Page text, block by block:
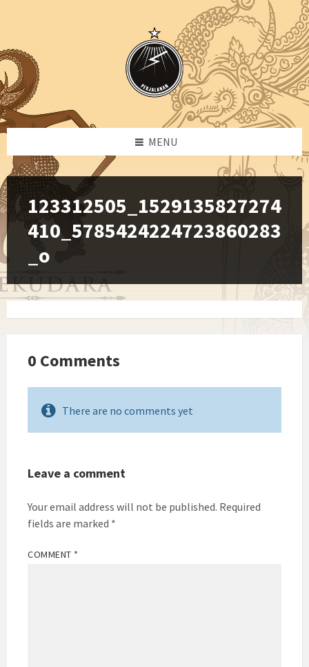
MENU
123312505_1529135827274
410_5785424224723860283
_o
0 Comments
There are no comments yet
Leave a comment
Your email address will not be published. Required
fields are marked *
COMMENT *